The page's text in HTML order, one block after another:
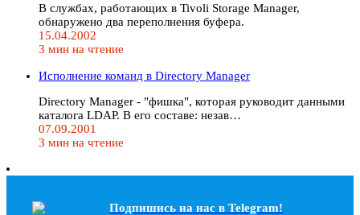
В службах, работающих в Tivoli Storage Manager,
обнаружено два переполнения буфера.
15.04.2002
3 мин на чтение
Исполнение команд в Directory Manager
Directory Manager - "фишка", которая руководит данными
каталога LDAP. В его составе: незав…
07.09.2001
3 мин на чтение
Подпишись на наc в Telegram!